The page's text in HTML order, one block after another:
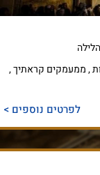
, ממעמקים קראתיך ,
לפרטים נוספים >